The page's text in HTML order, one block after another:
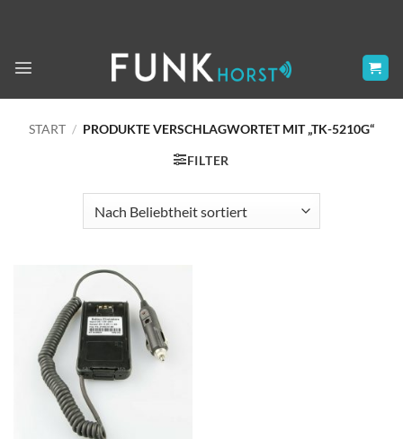
START / PRODUKTE VERSCHLAGWORTET MIT „TK-5210G“
FILTER